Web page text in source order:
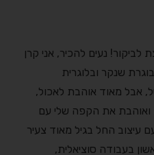
נעים להכיר, אני קרן
פנים (מ-2009), בוגרת שנקר ובלוגרית
לבשל, אבל מאוד אוהבת לאכול,
ואוהבת את הקפה שלי עם
עיצוב החל בגיל מאוד צעיר
בעבודה סוציאלית,